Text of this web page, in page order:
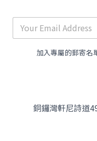
加入專屬的郵寄名
銅鑼灣軒尼詩道